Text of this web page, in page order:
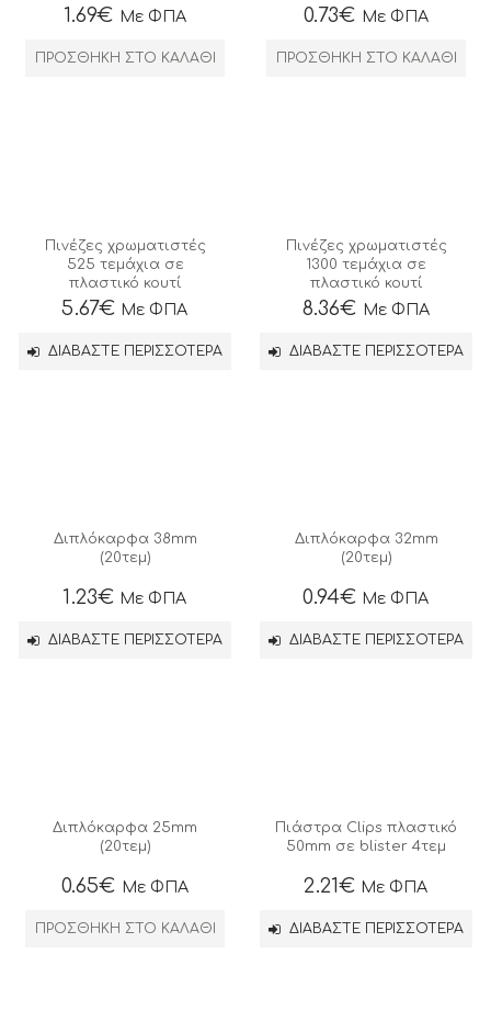
1.69€ Με ΦΠΑ
ΠΡΟΣΘΉΚΗ ΣΤΟ ΚΑΛΆΘΙ
0.73€ Με ΦΠΑ
ΠΡΟΣΘΉΚΗ ΣΤΟ ΚΑΛΆΘΙ
Πινέζες χρωματιστές
525 τεμάχια σε
πλαστικό κουτί
5.67€ Με ΦΠΑ
ΔΙΑΒΆΣΤΕ ΠΕΡΙΣΣΌΤΕΡΑ
Πινέζες χρωματιστές
1300 τεμάχια σε
πλαστικό κουτί
8.36€ Με ΦΠΑ
ΔΙΑΒΆΣΤΕ ΠΕΡΙΣΣΌΤΕΡΑ
Διπλόκαρφα 38mm
(20τεμ)
1.23€ Με ΦΠΑ
ΔΙΑΒΆΣΤΕ ΠΕΡΙΣΣΌΤΕΡΑ
Διπλόκαρφα 32mm
(20τεμ)
0.94€ Με ΦΠΑ
ΔΙΑΒΆΣΤΕ ΠΕΡΙΣΣΌΤΕΡΑ
Διπλόκαρφα 25mm
(20τεμ)
0.65€ Με ΦΠΑ
ΠΡΟΣΘΉΚΗ ΣΤΟ ΚΑΛΆΘΙ
Πιάστρα Clips πλαστικό
50mm σε blister 4τεμ
2.21€ Με ΦΠΑ
ΔΙΑΒΆΣΤΕ ΠΕΡΙΣΣΌΤΕΡΑ